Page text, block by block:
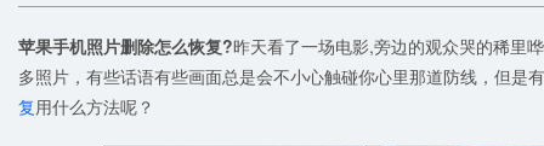
苹果手机照片删除怎么恢复?昨天看了一场电影,旁边的观众哭的稀里
多照片，有些话语有些画面总是会不小心触碰你心里那道防线，但是
复用什么方法呢？